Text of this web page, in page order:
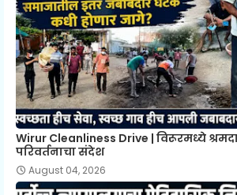
Wirur Cleanliness Drive | विरूरमध्ये
परिवर्तनाचा संदेश
August 04, 2026